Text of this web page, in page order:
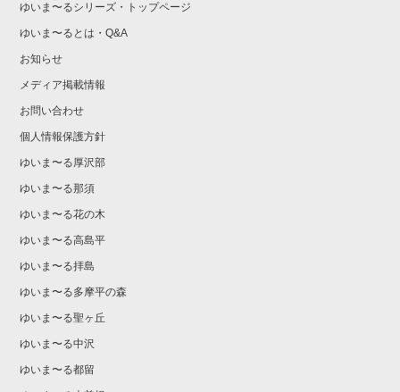
ゆいま〜るシリーズ・トップページ
ゆいま〜るとは・Q&A
お知らせ
メディア掲載情報
お問い合わせ
個人情報保護方針
ゆいま〜る厚沢部
ゆいま〜る那須
ゆいま〜る花の木
ゆいま〜る高島平
ゆいま〜る拝島
ゆいま〜る多摩平の森
ゆいま〜る聖ヶ丘
ゆいま〜る中沢
ゆいま〜る都留